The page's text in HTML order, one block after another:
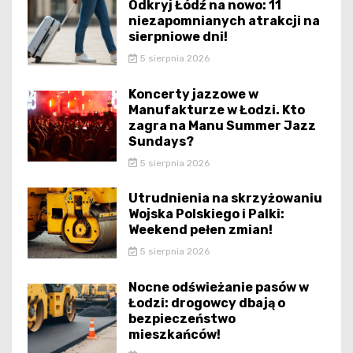
Odkryj Łódź na nowo: 11
niezapomnianych atrakcji na
sierpniowe dni!
5 sierpnia 2026
Koncerty jazzowe w
Manufakturze w Łodzi. Kto
zagra na Manu Summer Jazz
Sundays?
5 sierpnia 2026
Utrudnienia na skrzyżowaniu
Wojska Polskiego i Palki:
Weekend pełen zmian!
5 sierpnia 2026
Nocne odświeżanie pasów w
Łodzi: drogowcy dbają o
bezpieczeństwo
mieszkańców!